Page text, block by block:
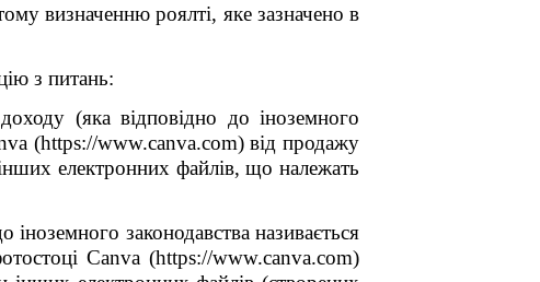
визначенню роялті, яке зазначено в
з питань:
(яка відповідно до іноземного
(https://www.canva.com) від продажу
електронних файлів, що належать
законодавства називається
Canva (https://www.canva.com)